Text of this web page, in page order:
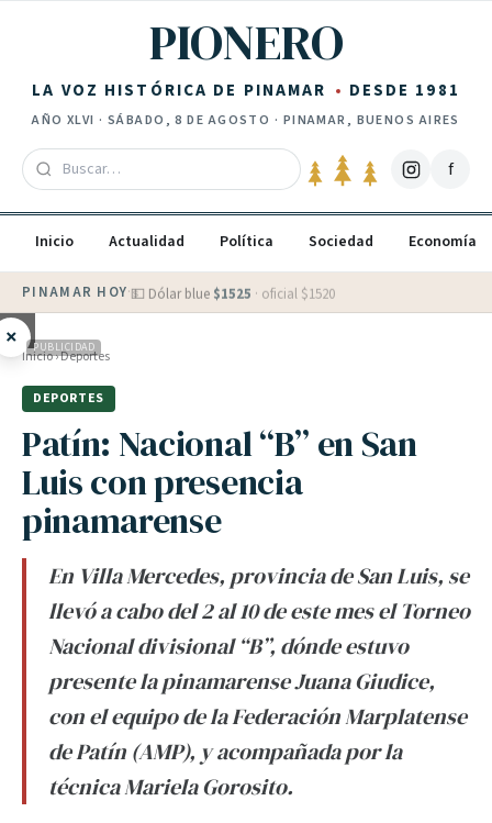
PIONERO
LA VOZ HISTÓRICA DE PINAMAR DESDE 1981
AÑO XLVI · SÁBADO, 8 DE AGOSTO · PINAMAR, BUENOS AIRES
f
Inicio Actualidad Política Sociedad Economía
PINAMAR HOY·💵 Dólar blue $1525 · oficial $1520
× PUBLICIDAD
Inicio›Deportes
DEPORTES
Patín: Nacional “B” en San
Luis con presencia
pinamarense
En Villa Mercedes, provincia de San Luis, se
llevó a cabo del 2 al 10 de este mes el Torneo
Nacional divisional “B”, dónde estuvo
presente la pinamarense Juana Giudice,
con el equipo de la Federación Marplatense
de Patín (AMP), y acompañada por la
técnica Mariela Gorosito.